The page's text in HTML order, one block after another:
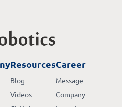
Resources
Blog
Videos
Career
Message
Company